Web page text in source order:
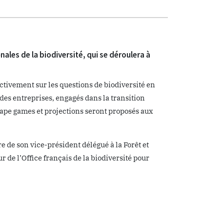
de la biodiversité, qui se déroulera à
sur les questions de biodiversité en
entreprises, engagés dans la transition
games et projections seront proposés aux
son vice-président délégué à la Forêt et
de l’Office français de la biodiversité pour